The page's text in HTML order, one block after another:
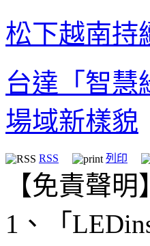
松下越南持
台達「智慧
場域新樣貌
RSS 列印
【免責聲明】
1、「